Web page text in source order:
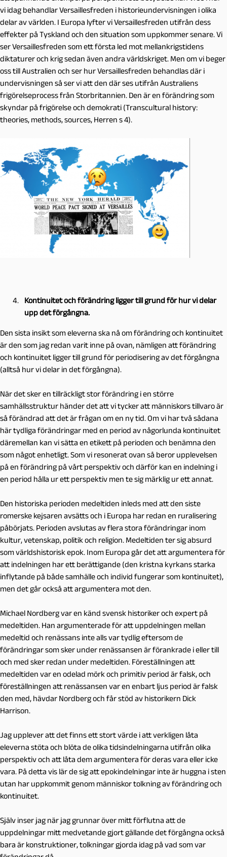
vi idag behandlar Versaillesfreden i historieundervisningen i olika
delar av världen. I Europa lyfter vi Versaillesfreden utifrån dess
effekter på Tyskland och den situation som uppkommer senare. Vi
ser Versaillesfreden som ett första led mot mellankrigstidens
diktaturer och krig sedan även andra världskriget. Men om vi beger
oss till Australien och ser hur Versaillesfreden behandlas där i
undervisningen så ser vi att den där ses utifrån Australiens
frigörelseprocess från Storbritannien. Den är en förändring som
skyndar på frigörelse och demokrati (Transcultural history:
theories, methods, sources, Herren s 4).
Kontinuitet och förändring ligger till grund för hur vi delar
upp det förgångna.
Den sista insikt som eleverna ska nå om förändring och kontinuitet
är den som jag redan varit inne på ovan, nämligen att förändring
och kontinuitet ligger till grund för periodisering av det förgångna
(alltså hur vi delar in det förgångna).
När det sker en tillräckligt stor förändring i en större
samhällsstruktur händer det att vi tycker att människors tillvaro är
så förändrad att det är frågan om en ny tid. Om vi har två sådana
här tydliga förändringar med en period av någorlunda kontinuitet
däremellan kan vi sätta en etikett på perioden och benämna den
som något enhetligt. Som vi resonerat ovan så beror upplevelsen
på en förändring på vårt perspektiv och därför kan en indelning i
en period hålla ur ett perspektiv men te sig märklig ur ett annat.
Den historiska perioden medeltiden inleds med att den siste
romerske kejsaren avsätts och i Europa har redan en ruralisering
påbörjats. Perioden avslutas av flera stora förändringar inom
kultur, vetenskap, politik och religion. Medeltiden ter sig absurd
som världshistorisk epok. Inom Europa går det att argumentera för
att indelningen har ett berättigande (den kristna kyrkans starka
inflytande på både samhälle och individ fungerar som kontinuitet),
men det går också att argumentera mot den.
Michael Nordberg var en känd svensk historiker och expert på
medeltiden. Han argumenterade för att uppdelningen mellan
medeltid och renässans inte alls var tydlig eftersom de
förändringar som sker under renässansen är förankrade i eller till
och med sker redan under medeltiden. Föreställningen att
medeltiden var en odelad mörk och primitiv period är falsk, och
föreställningen att renässansen var en enbart ljus period är falsk
den med, hävdar Nordberg och får stöd av historikern Dick
Harrison.
Jag upplever att det finns ett stort värde i att verkligen låta
eleverna stöta och blöta de olika tidsindelningarna utifrån olika
perspektiv och att låta dem argumentera för deras vara eller icke
vara. På detta vis lär de sig att epokindelningar inte är huggna i sten
utan har uppkommit genom människor tolkning av förändring och
kontinuitet.
Själv inser jag när jag grunnar över mitt förflutna att de
uppdelningar mitt medvetande gjort gällande det förgångna också
bara är konstruktioner, tolkningar gjorda idag på vad som var